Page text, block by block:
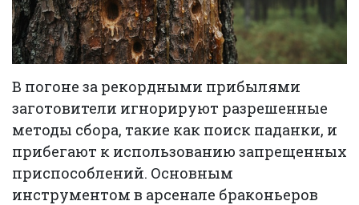
В погоне за рекордными прибылями
заготовители игнорируют разрешенные
методы сбора, такие как поиск паданки, и
прибегают к использованию запрещенных
приспособлений. Основным
инструментом в арсенале браконьеров